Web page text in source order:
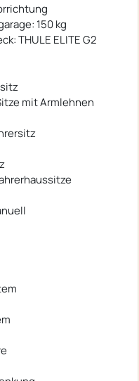
150 kg
THULE ELITE G2
mit Armlehnen